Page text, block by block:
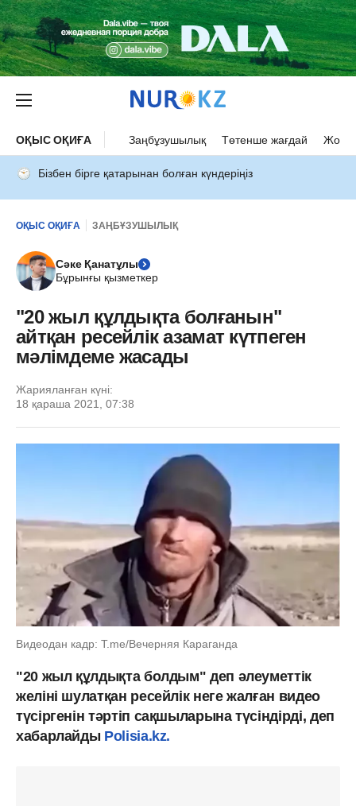
ОҚЫС ОҚИҒА Заңбұзушылық Төтенше жағдай Жол
Бізбен бірге қатарынан болған күндеріңіз
ОҚЫС ОҚИҒА ЗАҢБҰЗУШЫЛЫҚ
Сәке Қанатұлы
Бұрынғы қызметкер
"20 жыл құлдықта болғанын"
айтқан ресейлік азамат күтпеген
мәлімдеме жасады
Жарияланған күні:
18 қараша 2021, 07:38
Видеодан кадр: T.me/Вечерняя Караганда
"20 жыл құлдықта болдым" деп әлеуметтік
желіні шулатқан ресейлік неге жалған видео
түсіргенін тәртіп сақшыларына түсіндірді, деп
хабарлайды Polisia.kz.